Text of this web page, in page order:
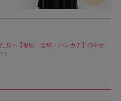
方へ【袱紗・念珠・ハンカチ】の中か